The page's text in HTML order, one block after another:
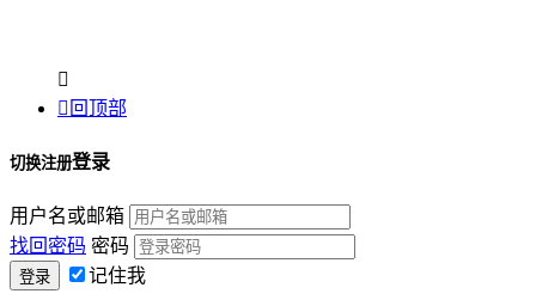

 回顶部
切换注册登录
用户名或邮箱
找回密码 密码
记住我